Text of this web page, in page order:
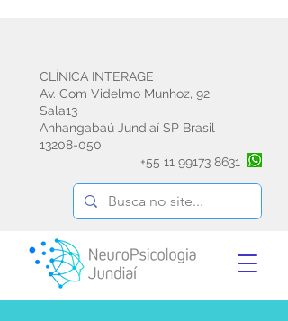
CLÍNICA INTERAGE
Av. Com Videlmo Munhoz, 92
Sala13
Anhangabaú Jundiaí SP Brasil
13208-050
+55 11 99173 8631